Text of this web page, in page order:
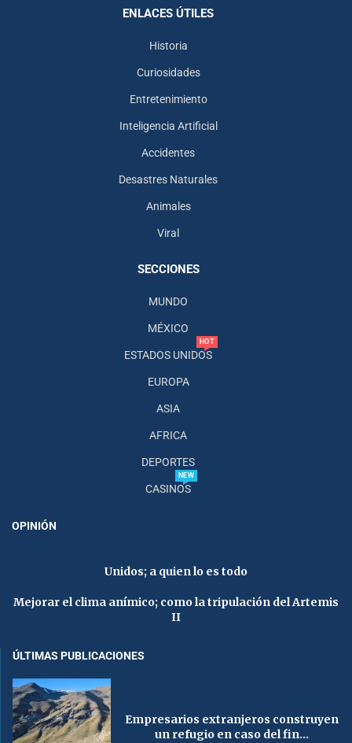
ENLACES ÚTILES
Historia
Curiosidades
Entretenimiento
Inteligencia Artificial
Accidentes
Desastres Naturales
Animales
Viral
SECCIONES
MUNDO
MÉXICO
ESTADOS UNIDOS
HOT
EUROPA
ASIA
AFRICA
DEPORTES
CASINOS
NEW
OPINIÓN
Unidos; a quien lo es todo
Mejorar el clima anímico; como la tripulación del Artemis
II
ÚLTIMAS PUBLICACIONES
Empresarios extranjeros construyen
un refugio en caso del fin...